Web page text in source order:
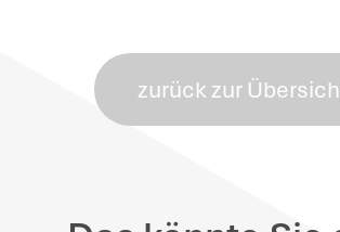
zurück zur